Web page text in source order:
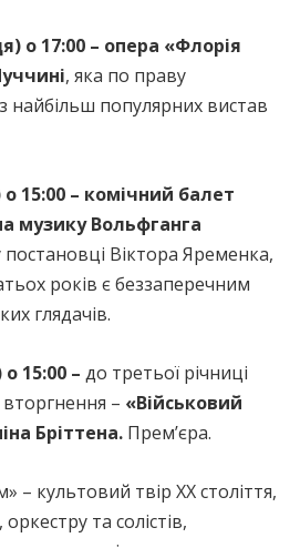
о 17:00 – опера «Флорія
, яка по праву
найбільш популярних вистав
15:00 – комічний балет
музику Вольфганга
постановці Віктора Яременка,
років є беззаперечним
глядачів.
15:00 – до третьої річниці
– «Військовий
Бріттена. Прем’єра.
– культовий твір ХХ століття,
та солістів,